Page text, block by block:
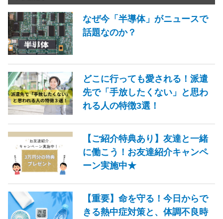
なぜ今「半導体」がニュースで
話題なのか？
どこに行っても愛される！派遣
先で「手放したくない」と思わ
れる人の特徴3選！
【ご紹介特典あり】友達と一緒
に働こう！お友達紹介キャンペ
ーン実施中★
【重要】命を守る！今日からで
きる熱中症対策と、体調不良時